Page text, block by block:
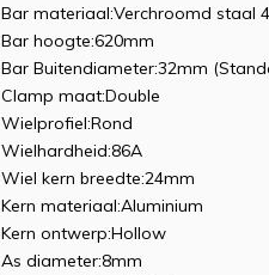
Bar materiaal:Verchroomd staal
Bar hoogte:620mm
Bar Buitendiameter:32mm
Clamp maat:Double
Wielprofiel:Rond
Wielhardheid:86A
Wiel kern breedte:24mm
Kern materiaal:Aluminium
Kern ontwerp:Hollow
As diameter:8mm